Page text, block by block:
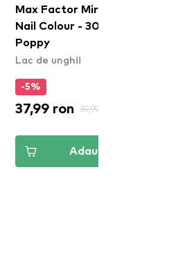
Max Factor Miracle Pure
Nail Colour - 305 Scarlet
Poppy
Lac de unghii
-5%
37,99 ron 39,99 ron
Adaugă coș